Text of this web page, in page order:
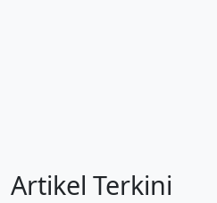
Artikel Terkini